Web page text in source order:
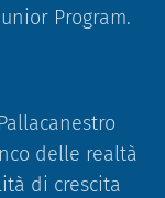
Program.
delle realtà
di crescita